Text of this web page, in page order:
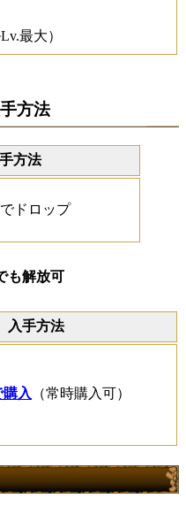
最大）
方法
方法
ドロップ
も解放可
入手方法
入 （常時購入可）